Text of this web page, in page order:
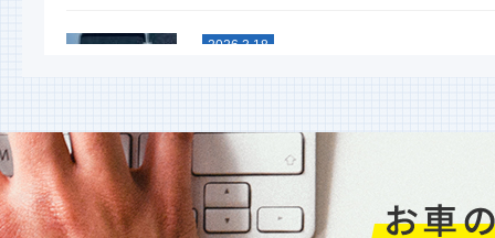
2026.3.18
タイヤ性能比較テスト命を預ける重要なタ
イヤ。単なる噂やネット情...